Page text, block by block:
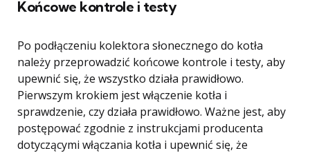
Końcowe kontrole i testy
Po podłączeniu kolektora słonecznego do kotła
należy przeprowadzić końcowe kontrole i testy, aby
upewnić się, że wszystko działa prawidłowo.
Pierwszym krokiem jest włączenie kotła i
sprawdzenie, czy działa prawidłowo. Ważne jest, aby
postępować zgodnie z instrukcjami producenta
dotyczącymi włączania kotła i upewnić się, że